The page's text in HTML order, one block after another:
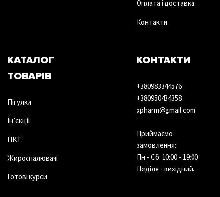
Оплата і доставка
Контакти
КАТАЛОГ
ТОВАРІВ
Пігулки
Ін’єкції
ПКТ
Жироспалювачі
Готові курси
КОНТАКТИ
+380983344576
+380950434358
xpharm@gmail.com
Приймаємо
замовлення:
Пн - Сб: 10:00 - 19:00
Неділя - вихідний.